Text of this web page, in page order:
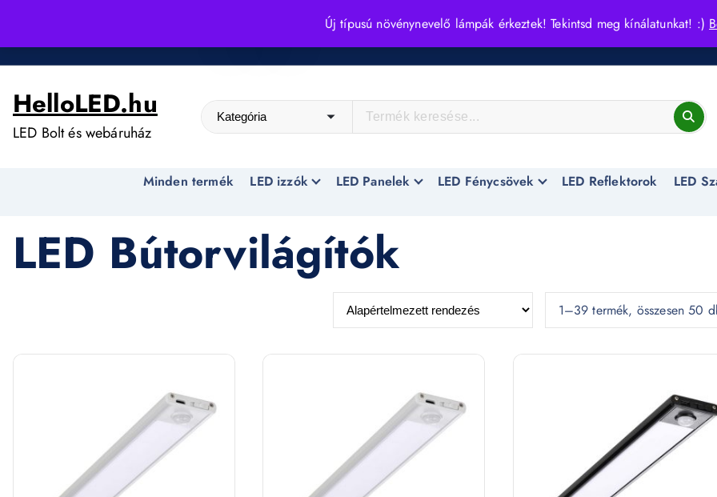
Új típusú növénynevelő lámpák érkeztek! Tekintsd meg kínálatunkat! :)
i
HelloLED.hu
LED Bolt és webáruház
Minden termék LED izzók LED Panelek LED Fénycsövek LED Reflektorok LED
LED Bútorvilágítók
1–39 termék, összesen 50